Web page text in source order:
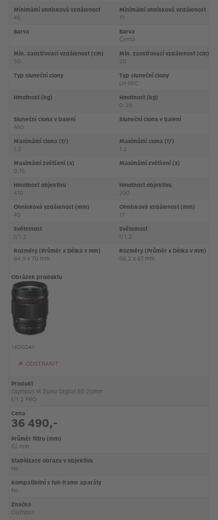
Minimální ohnisková vzdálenost
45
Minimální ohnisková vzdálenost
17
Barva
Barva
Černá
Min. zaostřovací vzdálenost (cm)
50
Min. zaostřovací vzdálenost (cm)
20
Typ sluneční clony
Typ sluneční clony
LH 66C
Hmotnost (kg)
Hmotnost (kg)
0.39
Sluneční clona v balení
Ano
Sluneční clona v balení
Maximální clona (f/)
1.2
Maximální clona (f/)
1.2
Maximální zvětšení (x)
0,15
Maximální zvětšení (x)
Hmotnost objektivu
410
Hmotnost objektivu
390
Ohnisková vzdálenost (mm)
45
Ohnisková vzdálenost (mm)
17
Světelnost
f/1.2
Světelnost
f/1.2
Rozměry (Průměr x Délka v mm)
84.9 x 70 mm
Rozměry (Průměr x Délka v mm)
68.2 x 87 mm
Obrázek produktu
1406041
ODSTRANIT
Produkt
Olympus M.Zuiko Digital ED 25mm
f/1.2 PRO
Cena
36 490,-
Průměr filtru (mm)
62 mm
Stabilizace obrazu v objektivu
Ne
Kompatibilní s full-frame aparáty
Ne
Značka
Olympus